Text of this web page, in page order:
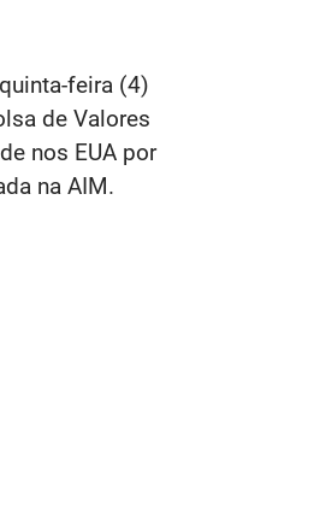
feira (4)
de Valores
nos EUA por
na AIM.